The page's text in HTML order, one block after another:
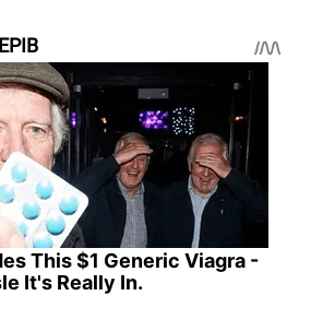
This $1 Generic Viagra -
It's Really In.